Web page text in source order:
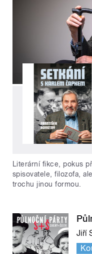
Literární fikce, pokus
spisovatele, filozofa,
trochu jinou formou.
Jiří